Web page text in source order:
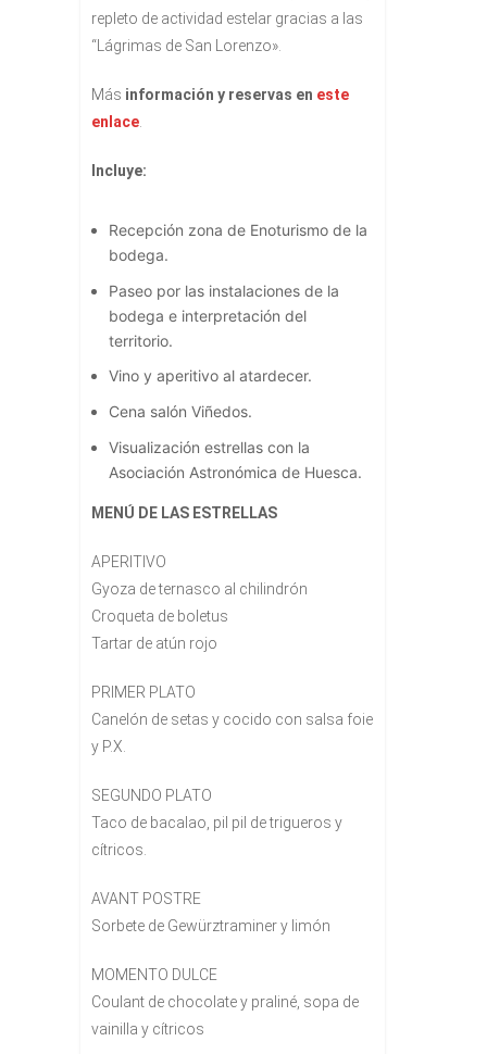
repleto de actividad estelar gracias a las
“Lágrimas de San Lorenzo».
Más información y reservas en este
enlace
Incluye:
Recepción zona de Enoturismo de la
bodega.
Paseo por las instalaciones de la
bodega e interpretación del
territorio.
Vino y aperitivo al atardecer.
Cena salón Viñedos.
Visualización estrellas con la
Asociación Astronómica de Huesca.
MENÚ DE LAS ESTRELLAS
APERITIVO
Gyoza de ternasco al chilindrón
Croqueta de boletus
Tartar de atún rojo
PRIMER PLATO
Canelón de setas y cocido con salsa foie
y P.X.
SEGUNDO PLATO
Taco de bacalao, pil pil de trigueros y
cítricos.
AVANT POSTRE
Sorbete de Gewürztraminer y limón
MOMENTO DULCE
Coulant de chocolate y praliné, sopa de
vainilla y cítricos